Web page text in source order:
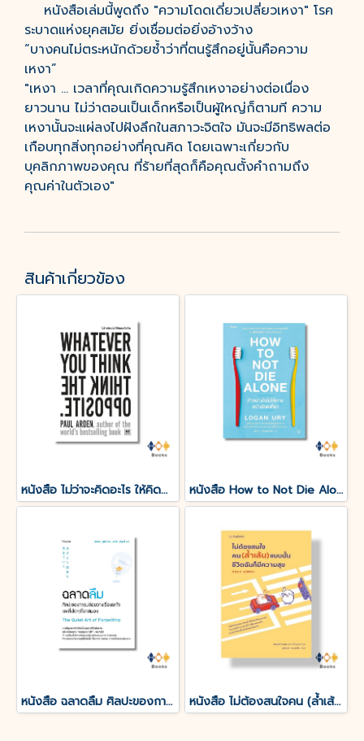
หนังสือเล่มนี้พูดถึง "ความโดดเดี่ยวเปลี่ยวเหงา" โรค
ระบาดแห่งยุคสมัย ยิ่งเชื่อมต่อยิ่งอ้างว้าง
“บางคนไม่ตระหนักด้วยซ้ำว่าที่ตนรู้สึกอยู่นั้นคือความ
เหงา”
"เหงา ... เวลาที่คุณเกิดความรู้สึกเหงาอย่างต่อเนื่อง
ยาวนาน ไม่ว่าตอนเป็นเด็กหรือเป็นผู้ใหญ่ก็ตามที ความ
เหงานั้นจะแผ่ลงไปฝังลึกในสภาวะจิตใจ มันจะมีอิทธิพลต่อ
เกือบทุกสิ่งทุกอย่างที่คุณคิด โดยเฉพาะเกี่ยวกับ
บุคลิกภาพของคุณ ที่ร้ายที่สุดก็คือคุณตั้งคำถามถึง
คุณค่าในตัวเอง"
สินค้าเกี่ยวข้อง
หนังสือ ไม่ว่าจะคิดอะไร ให้คิดตรงกันข้าม Whatever You Think, Think the Opposite หนังสือ How to Not Die Alone ทำอย่างไรไม่ให้ตายอย่างโดดเดี่ยว
หนังสือ ฉลาดลืม ศิลปะของการปล่อยวางเรื่องรกใจและสิ่งใดๆที่รกสมอง หนังสือ ไม่ต้องสนใจคน (ล้ำเส้น) แบบนั้นชีวิตฉันก็มีความสุข